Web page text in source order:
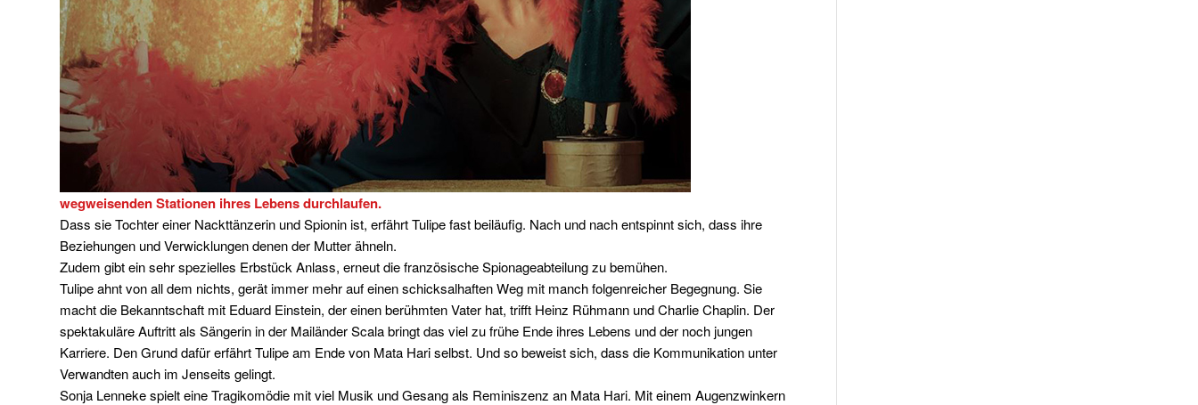
wegweisenden Stationen ihres Lebens durchlaufen.
Dass sie Tochter einer Nackttänzerin und Spionin ist, erfährt Tulipe fast beiläufig. Nach und nach entspinnt sich, dass ihre
Beziehungen und Verwicklungen denen der Mutter ähneln.
Zudem gibt ein sehr spezielles Erbstück Anlass, erneut die französische Spionageabteilung zu bemühen.
Tulipe ahnt von all dem nichts, gerät immer mehr auf einen schicksalhaften Weg mit manch folgenreicher Begegnung. Sie
macht die Bekanntschaft mit Eduard Einstein, der einen berühmten Vater hat, trifft Heinz Rühmann und Charlie Chaplin. Der
spektakuläre Auftritt als Sängerin in der Mailänder Scala bringt das viel zu frühe Ende ihres Lebens und der noch jungen
Karriere. Den Grund dafür erfährt Tulipe am Ende von Mata Hari selbst. Und so beweist sich, dass die Kommunikation unter
Verwandten auch im Jenseits gelingt.
Sonja Lenneke spielt eine Tragikomödie mit viel Musik und Gesang als Reminiszenz an Mata Hari. Mit einem Augenzwinkern